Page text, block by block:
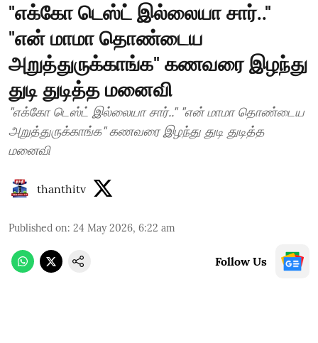
"எக்கோ டெஸ்ட் இல்லையா சார்.."
"என் மாமா தொண்டைய
அறுத்துருக்காங்க" கணவரை இழந்து
துடி துடித்த மனைவி
"எக்கோ டெஸ்ட் இல்லையா சார்.." "என் மாமா தொண்டைய
அறுத்துருக்காங்க" கணவரை இழந்து துடி துடித்த
மனைவி
thanthitv
Published on: 24 May 2026, 6:22 am
Follow Us